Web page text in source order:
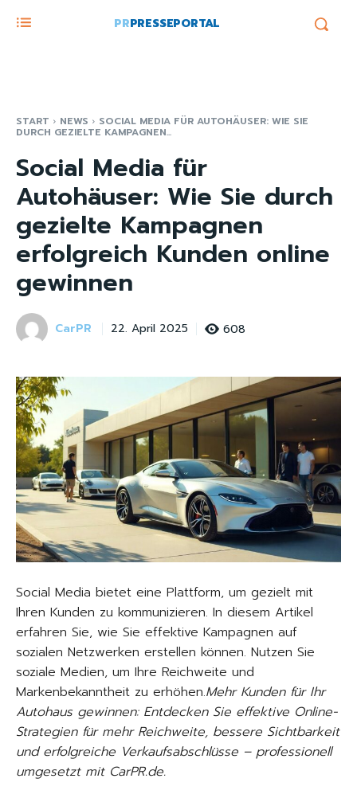
PRPRESSEPORTAL
START NEWS SOCIAL MEDIA FÜR AUTOHÄUSER: WIE SIE
DURCH GEZIELTE KAMPAGNEN...
Social Media für
Autohäuser: Wie Sie durch
gezielte Kampagnen
erfolgreich Kunden online
gewinnen
CarPR 22. April 2025 608
Social Media bietet eine Plattform, um gezielt mit
Ihren Kunden zu kommunizieren. In diesem Artikel
erfahren Sie, wie Sie effektive Kampagnen auf
sozialen Netzwerken erstellen können. Nutzen Sie
soziale Medien, um Ihre Reichweite und
Markenbekanntheit zu erhöhen.Mehr Kunden für Ihr
Autohaus gewinnen: Entdecken Sie effektive Online-
Strategien für mehr Reichweite, bessere Sichtbarkeit
und erfolgreiche Verkaufsabschlüsse – professionell
umgesetzt mit CarPR.de.